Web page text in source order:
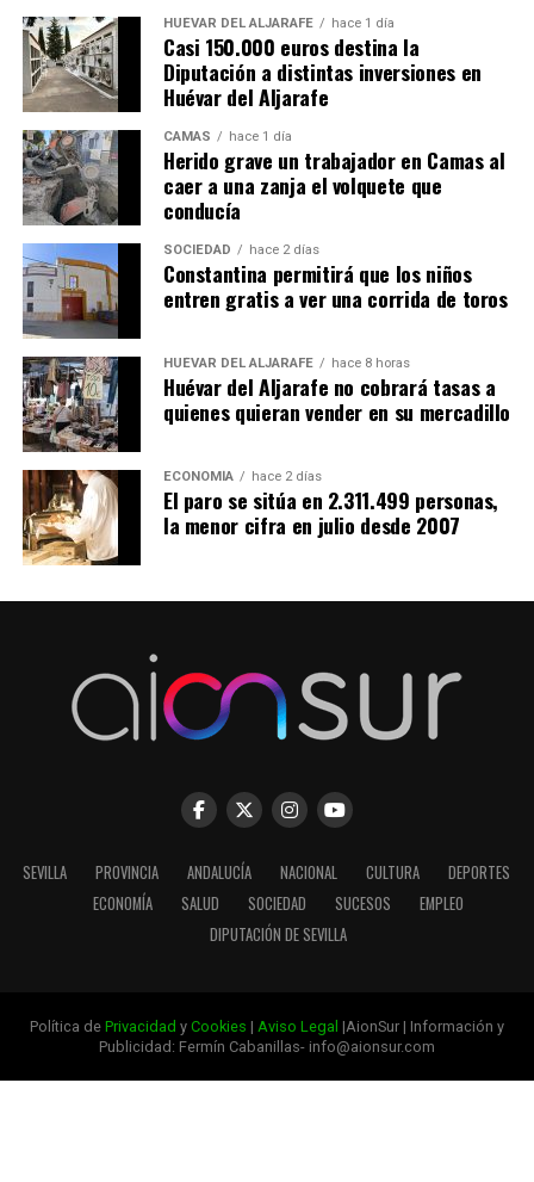
HUÉVAR DEL ALJARAFE hace 1 día
Casi 150.000 euros destina la
Diputación a distintas inversiones en
Huévar del Aljarafe
CAMAS hace 1 día
Herido grave un trabajador en Camas al
caer a una zanja el volquete que
conducía
SOCIEDAD hace 2 días
Constantina permitirá que los niños
entren gratis a ver una corrida de toros
HUÉVAR DEL ALJARAFE hace 8 horas
Huévar del Aljarafe no cobrará tasas a
quienes quieran vender en su mercadillo
ECONOMÍA hace 2 días
El paro se sitúa en 2.311.499 personas,
la menor cifra en julio desde 2007
SEVILLA PROVINCIA ANDALUCÍA NACIONAL CULTURA
DEPORTES
ECONOMÍA
SALUD SOCIEDAD SUCESOS
EMPLEO
DIPUTACIÓN DE SEVILLA
Política de Privacidad y Cookies | Aviso Legal |AionSur | Información y
Publicidad: Fermín Cabanillas- info@aionsur.com